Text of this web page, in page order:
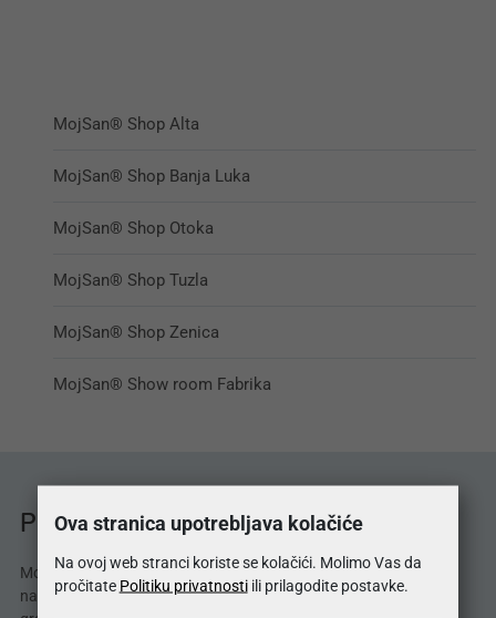
MojSan® Shop Alta
MojSan® Shop Banja Luka
MojSan® Shop Otoka
MojSan® Shop Tuzla
MojSan® Shop Zenica
MojSan® Show room Fabrika
Prodajna mjesta MojSan®
MojSan® proizvode možete kupiti u 114 salona
namještaja. Potražite naše proizvode i u Vašem
Ova stranica upotrebljava kolačiće
Na ovoj web stranci koriste se kolačići. Molimo Vas da
pročitate Politiku privatnostiili prilagodite postavke.